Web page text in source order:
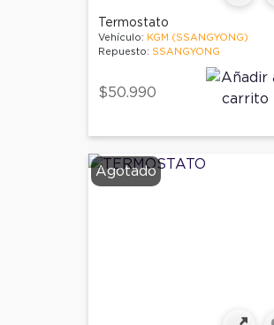
Termostato
Vehículo: KGM (SSANGYONG)
Repuesto: SSANGYONG
$50.990
Agotado